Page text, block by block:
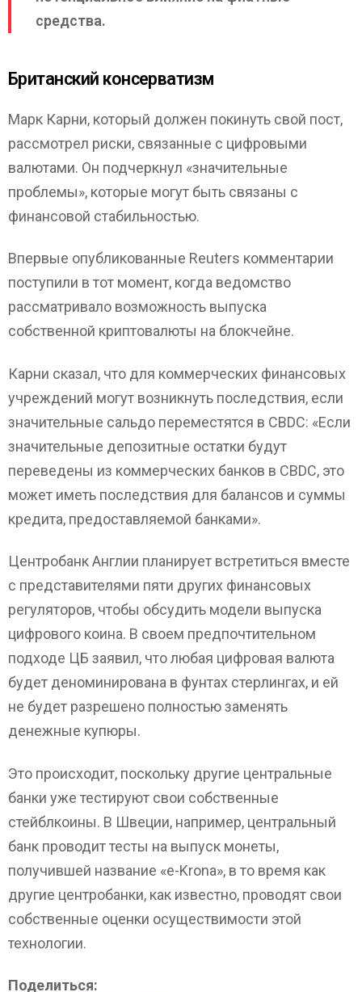
средства.
Британский консерватизм
Марк Карни, который должен покинуть свой пост,
рассмотрел риски, связанные с цифровыми
валютами. Он подчеркнул «значительные
проблемы», которые могут быть связаны с
финансовой стабильностью.
Впервые опубликованные Reuters комментарии
поступили в тот момент, когда ведомство
рассматривало возможность выпуска
собственной криптовалюты на блокчейне.
Карни сказал, что для коммерческих финансовых
учреждений могут возникнуть последствия, если
значительные сальдо переместятся в CBDC: «Если
значительные депозитные остатки будут
переведены из коммерческих банков в CBDC, это
может иметь последствия для балансов и суммы
кредита, предоставляемой банками».
Центробанк Англии планирует встретиться вместе
с представителями пяти других финансовых
регуляторов, чтобы обсудить модели выпуска
цифрового коина. В своем предпочтительном
подходе ЦБ заявил, что любая цифровая валюта
будет деноминирована в фунтах стерлингах, и ей
не будет разрешено полностью заменять
денежные купюры.
Это происходит, поскольку другие центральные
банки уже тестируют свои собственные
стейблкоины. В Швеции, например, центральный
банк проводит тесты на выпуск монеты,
получившей название «e-Krona», в то время как
другие центробанки, как известно, проводят свои
собственные оценки осуществимости этой
технологии.
Поделиться: